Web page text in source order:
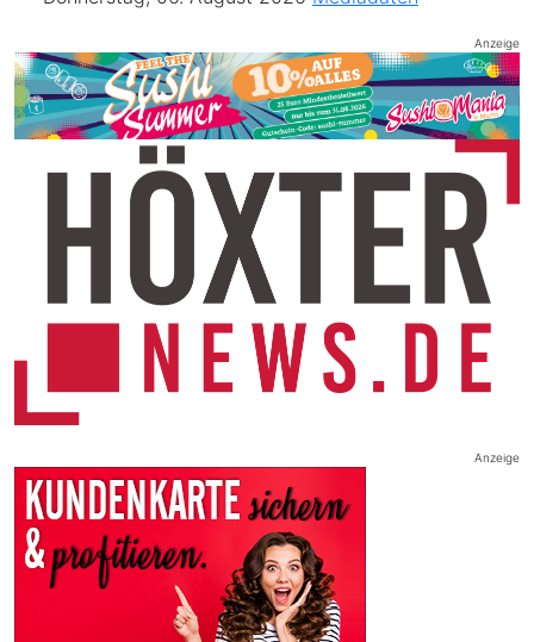
Anzeige
Anzeige